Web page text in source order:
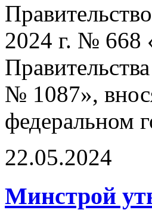
2024 г. № 668
№ 1087»,
федеральном
22.05.2024
Минстрой